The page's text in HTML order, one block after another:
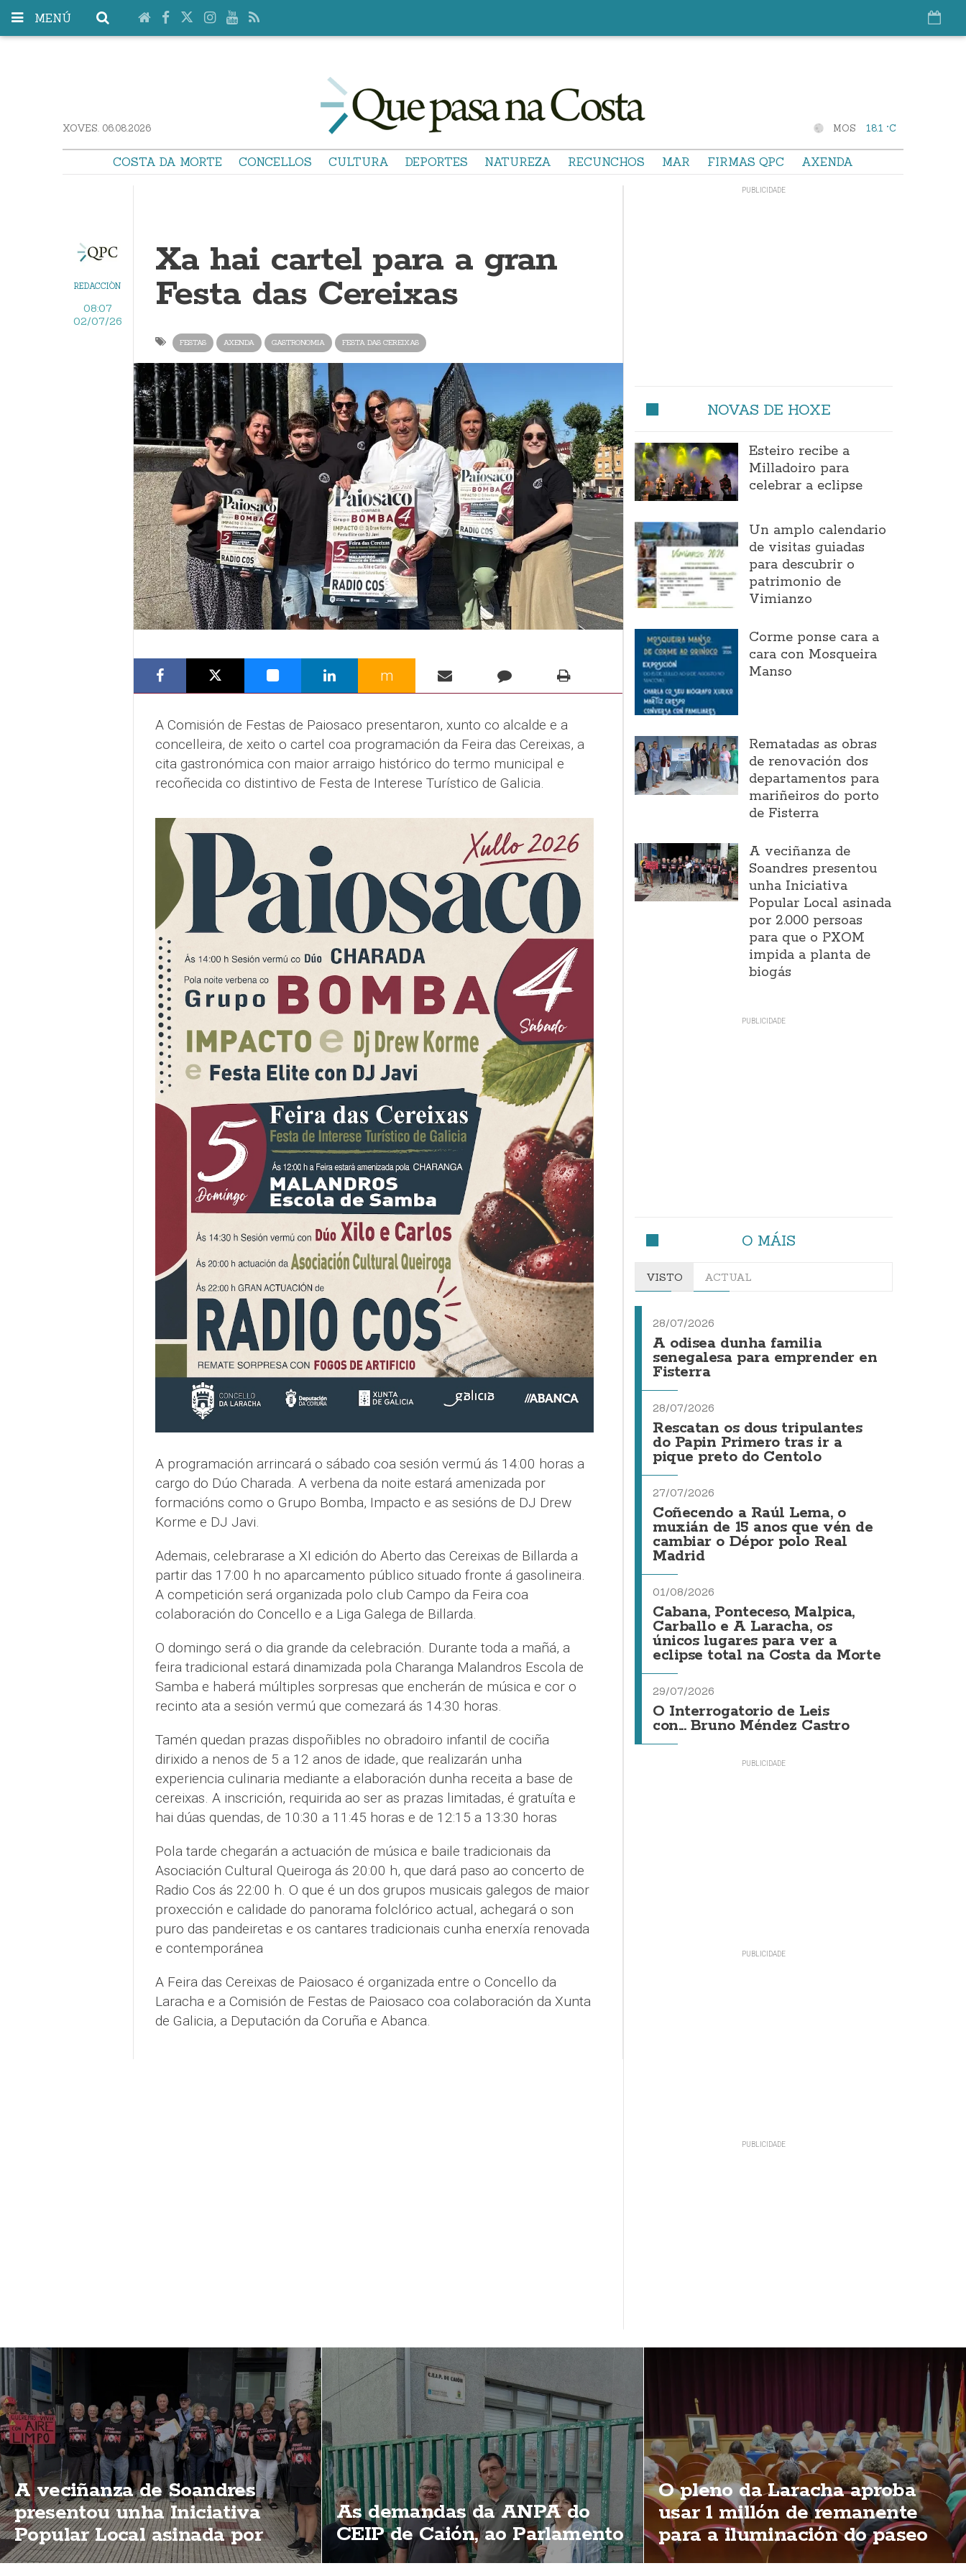
MENÚ
XOVES. 06.08.2026 MOS 18.1 °C
COSTA DA MORTE CONCELLOS CULTURA DEPORTES NATUREZA RECUNCHOS MAR FIRMAS QPC AXENDA
REDACCIÓN
08:07
02/07/26
Xa hai cartel para a gran
Festa das Cereixas
FESTAS AXENDA GASTRONOMIA FESTA DAS CEREIXAS
m
A Comisión de Festas de Paiosaco presentaron, xunto co alcalde e a
concelleira, de xeito o cartel coa programación da Feira das Cereixas, a
cita gastronómica con maior arraigo histórico do termo municipal e
recoñecida co distintivo de Festa de Interese Turístico de Galicia.
A programación arrincará o sábado coa sesión vermú ás 14:00 horas a
cargo do Dúo Charada. A verbena da noite estará amenizada por
formacións como o Grupo Bomba, Impacto e as sesións de DJ Drew
Korme e DJ Javi.
Ademais, celebrarase a XI edición do Aberto das Cereixas de Billarda a
partir das 17:00 h no aparcamento público situado fronte á gasolineira.
A competición será organizada polo club Campo da Feira coa
colaboración do Concello e a Liga Galega de Billarda.
O domingo será o dia grande da celebración. Durante toda a mañá, a
feira tradicional estará dinamizada pola Charanga Malandros Escola de
Samba e haberá múltiples sorpresas que encherán de música e cor o
recinto ata a sesión vermú que comezará ás 14:30 horas.
Tamén quedan prazas dispoñibles no obradoiro infantil de cociña
dirixido a nenos de 5 a 12 anos de idade, que realizarán unha
experiencia culinaria mediante a elaboración dunha receita a base de
cereixas. A inscrición, requirida ao ser as prazas limitadas, é gratuíta e
hai dúas quendas, de 10:30 a 11:45 horas e de 12:15 a 13:30 horas
Pola tarde chegarán a actuación de música e baile tradicionais da
Asociación Cultural Queiroga ás 20:00 h, que dará paso ao concerto de
Radio Cos ás 22:00 h. O que é un dos grupos musicais galegos de maior
proxección e calidade do panorama folclórico actual, achegará o son
puro das pandeiretas e os cantares tradicionais cunha enerxía renovada
e contemporánea
A Feira das Cereixas de Paiosaco é organizada entre o Concello da
Laracha e a Comisión de Festas de Paiosaco coa colaboración da Xunta
de Galicia, a Deputación da Coruña e Abanca.
NOVAS DE HOXE
Esteiro recibe a
Milladoiro para
celebrar a eclipse
Un amplo calendario
de visitas guiadas
para descubrir o
patrimonio de
Vimianzo
Corme ponse cara a
cara con Mosqueira
Manso
Rematadas as obras
de renovación dos
departamentos para
mariñeiros do porto
de Fisterra
A veciñanza de
Soandres presentou
unha Iniciativa
Popular Local asinada
por 2.000 persoas
para que o PXOM
impida a planta de
biogás
O MÁIS
VISTO ACTUAL
28/07/2026
A odisea dunha familia
senegalesa para emprender en
Fisterra
28/07/2026
Rescatan os dous tripulantes
do Papin Primero tras ir a
pique preto do Centolo
27/07/2026
Coñecendo a Raúl Lema, o
muxián de 15 anos que vén de
cambiar o Dépor polo Real
Madrid
01/08/2026
Cabana, Ponteceso, Malpica,
Carballo e A Laracha, os
únicos lugares para ver a
eclipse total na Costa da Morte
29/07/2026
O Interrogatorio de Leis
con... Bruno Méndez Castro
A veciñanza de Soandres
presentou unha Iniciativa
Popular Local asinada por
2.000 persoas para que o
As demandas da ANPA do
CEIP de Caión, ao Parlamento
O pleno da Laracha aproba
usar 1 millón de remanente
para a iluminación do paseo
marítimo de Caión e varias